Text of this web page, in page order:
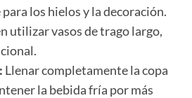
los hielos y la decoración.
utilizar vasos de trago largo,
Llenar completamente la copa
la bebida fría por más